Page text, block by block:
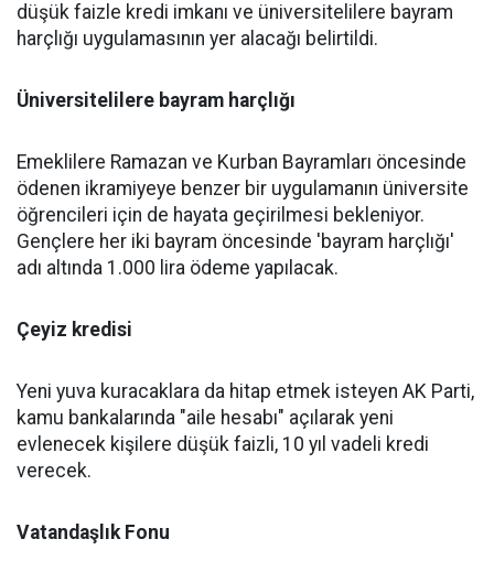
düşük faizle kredi imkanı ve üniversitelilere bayram
harçlığı uygulamasının yer alacağı belirtildi.
Üniversitelilere bayram harçlığı
Emeklilere Ramazan ve Kurban Bayramları öncesinde
ödenen ikramiyeye benzer bir uygulamanın üniversite
öğrencileri için de hayata geçirilmesi bekleniyor.
Gençlere her iki bayram öncesinde 'bayram harçlığı'
adı altında 1.000 lira ödeme yapılacak.
Çeyiz kredisi
Yeni yuva kuracaklara da hitap etmek isteyen AK Parti,
kamu bankalarında "aile hesabı" açılarak yeni
evlenecek kişilere düşük faizli, 10 yıl vadeli kredi
verecek.
Vatandaşlık Fonu